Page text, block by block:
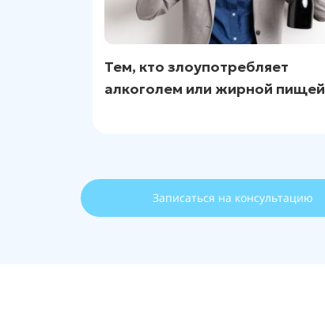
Тем, кто злоупотребляет
алкоголем или жирной пищей
Записаться на консультацию